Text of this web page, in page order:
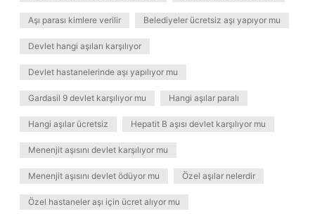
Aşı parası kimlere verilir Belediyeler ücretsiz aşı yapıyor mu
Devlet hangi aşıları karşılıyor
Devlet hastanelerinde aşı yapılıyor mu
Gardasil 9 devlet karşılıyor mu Hangi aşılar paralı
Hangi aşılar ücretsiz Hepatit B aşısı devlet karşılıyor mu
Menenjit aşısını devlet karşılıyor mu
Menenjit aşısını devlet ödüyor mu Özel aşılar nelerdir
Özel hastaneler aşı için ücret alıyor mu